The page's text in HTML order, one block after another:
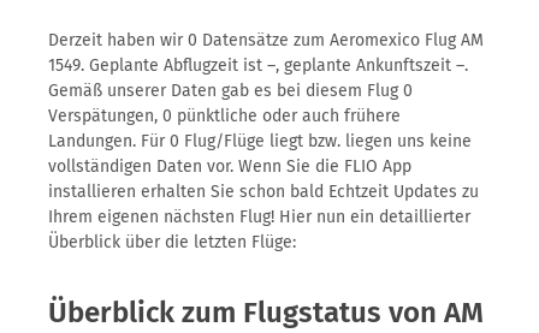
Derzeit haben wir 0 Datensätze zum Aeromexico Flug AM
1549. Geplante Abflugzeit ist –, geplante Ankunftszeit –.
Gemäß unserer Daten gab es bei diesem Flug 0
Verspätungen, 0 pünktliche oder auch frühere
Landungen. Für 0 Flug/Flüge liegt bzw. liegen uns keine
vollständigen Daten vor. Wenn Sie die FLIO App
installieren erhalten Sie schon bald Echtzeit Updates zu
Ihrem eigenen nächsten Flug! Hier nun ein detaillierter
Überblick über die letzten Flüge:
Überblick zum Flugstatus von AM